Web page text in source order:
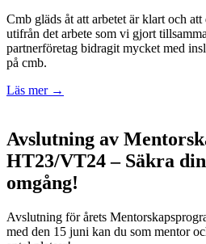
Cmb gläds åt att arbetet är klart och
utifrån det arbete som vi gjort
partnerföretag bidragit mycket med
på cmb.
Läs mer →
Avslutning av
HT23/VT24 – Säkra
omgång!
Avslutning för årets
med den 15 juni kan du som mentor